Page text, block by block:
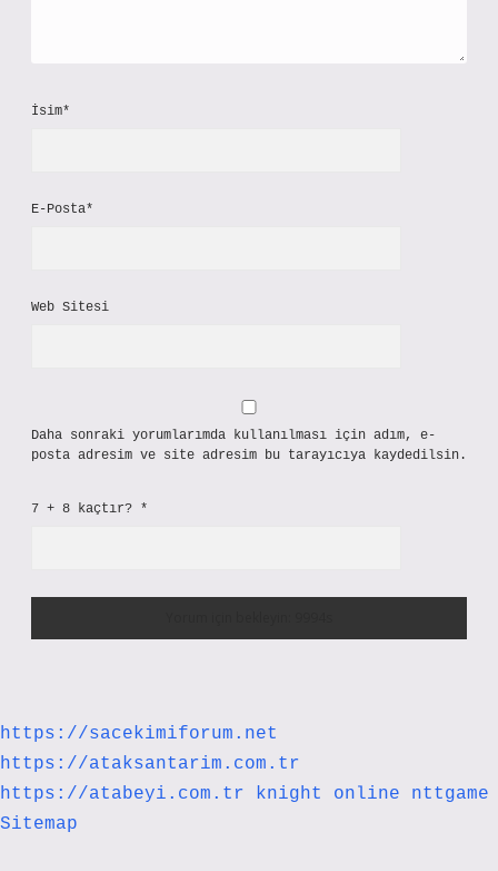
İsim*
E-Posta*
Web Sitesi
Daha sonraki yorumlarımda kullanılması için adım, e-
posta adresim ve site adresim bu tarayıcıya kaydedilsin.
7 + 8 kaçtır? *
https://sacekimiforum.net
https://ataksantarim.com.tr
https://atabeyi.com.tr
knight online
nttgame
Sitemap